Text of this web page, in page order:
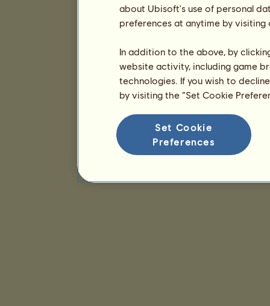
about Ubisoft's use of personal
preferences at anytime by
In addition to the above, by
website activity, including game
technologies. If you wish to
by visiting the “Set Cookie
Set Cookie
Preferences